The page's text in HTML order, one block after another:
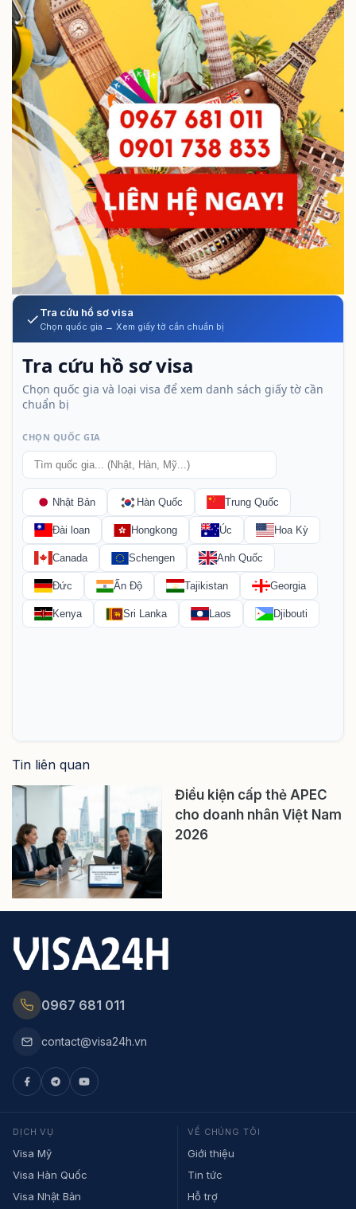
Tra cứu hồ sơ visa
Chọn quốc gia → Xem giấy tờ cần chuẩn bị
Tin liên quan
Điều kiện cấp thẻ APEC
cho doanh nhân Việt Nam
2026
0967 681 011
contact@visa24h.vn
DỊCH VỤ
Visa Mỹ
Visa Hàn Quốc
Visa Nhật Bản
VỀ CHÚNG TÔI
Giới thiệu
Tin tức
Hỗ trợ